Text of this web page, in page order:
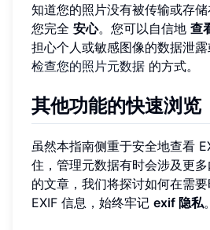
知道您的照片没有被传输或存
您完全 安心。您可以自信地 查
担心个人或敏感图像的数据泄
检查您的照片元数据 的方式。
其他功能的快速浏览
虽然本指南侧重于安全地查看
住，管理元数据有时会涉及更
的文章，我们将探讨如何在需
EXIF 信息，始终牢记 exif 隐私。